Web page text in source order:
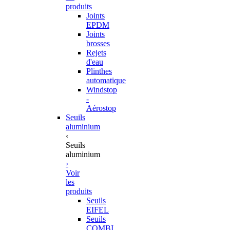
produits
Joints
EPDM
Joints
brosses
Rejets
d'eau
Plinthes
automatique
Windstop
-
Aérostop
Seuils
aluminium
‹
Seuils
aluminium
›
Voir
les
produits
Seuils
EIFEL
Seuils
COMBI